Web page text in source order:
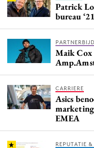
Patrick
bureau
Maik Cox
CARRIERE
Asics
EMEA
REPUTATIE &